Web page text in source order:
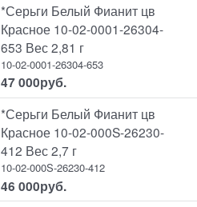
*Серьги Белый Фианит цв
Красное 10-02-0001-26304-
653 Вес 2,81 г
10-02-0001-26304-653
47 000руб.
*Серьги Белый Фианит цв
Красное 10-02-000S-26230-
412 Вес 2,7 г
10-02-000S-26230-412
46 000руб.